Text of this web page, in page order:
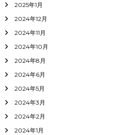
2025年1月
2024年12月
2024年11月
2024年10月
2024年8月
2024年6月
2024年5月
2024年3月
2024年2月
2024年1月